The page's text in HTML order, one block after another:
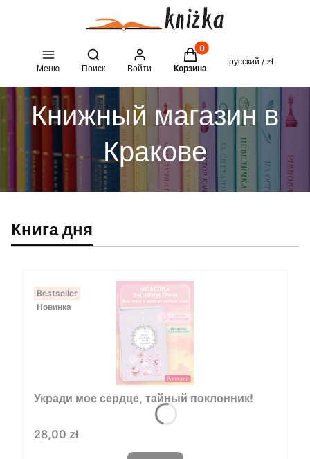
Меню
Open search engine
Поиск Войти
Товары в корзине: 0.
Корзина
русский / zł
Книжный магазин в
Кракове
Книга дня
Bestseller
Новинка
Укради мое сердце, тайный поклонник!
Цена
28,00 zł